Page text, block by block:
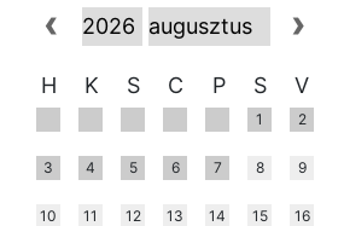
H K S C P S V
1 2
3 4 5 6 7 8 9
10 11 12 13 14 15 16